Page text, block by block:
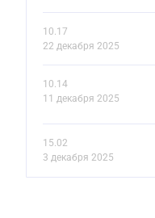
10.17
22 декабря 2025
10.14
11 декабря 2025
15.02
3 декабря 2025